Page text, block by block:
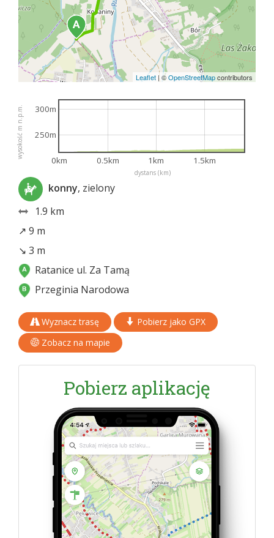
Leaflet |©OpenStreetMapcontributors
dystans (km)
wysokość m n.p.m.
0km 0.5km 1km 1.5km
250m
300m
konny, zielony
1.9 km
↗ 9 m
↘ 3 m
Ratanice ul. Za Tamą
Przeginia Narodowa
Wyznacz trasę
Pobierz jako GPX
Zobacz na mapie
Pobierz aplikację